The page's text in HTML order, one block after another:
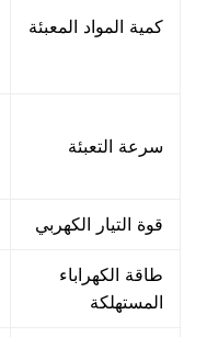
كمية المواد المعبئة
سرعة التعبئة
قوة التيار الكهربي
طاقة الكهراباء
المستهلكة